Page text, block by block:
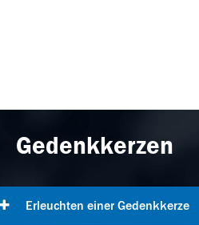
Gedenkkerzen
Erleuchten einer Gedenkkerze